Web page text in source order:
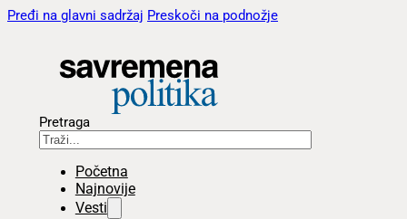
Pređi na glavni sadržaj Preskoči na podnožje
Pretraga
Početna
Najnovije
Vesti